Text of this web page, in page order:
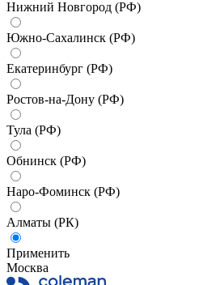
Нижний Новгород (РФ)
Южно-Сахалинск (РФ)
Екатеринбург (РФ)
Ростов-на-Дону (РФ)
Тула (РФ)
Обнинск (РФ)
Наро-Фоминск (РФ)
Алматы (РК)
Применить
Москва